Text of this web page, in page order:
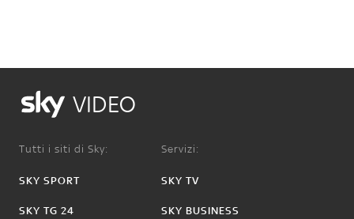
VIDEO
Tutti i siti di Sky:
SKY SPORT
SKY TG 24
Servizi:
SKY TV
SKY BUSINESS